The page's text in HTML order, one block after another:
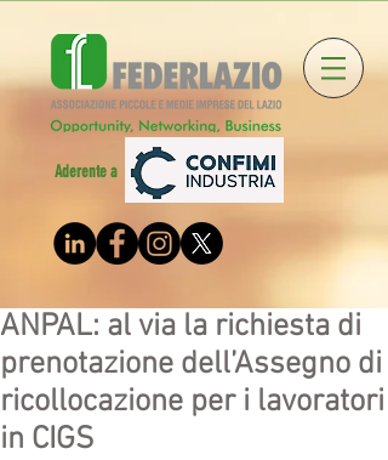
Aderente a
ANPAL: al via la richiesta di
prenotazione dell’Assegno di
ricollocazione per i lavoratori
in CIGS